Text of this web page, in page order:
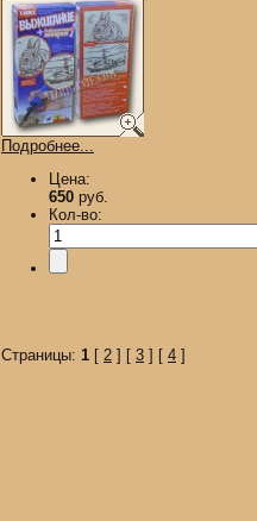
Подробнее...
Цена:
650 руб.
Кол-во:
Страницы: 1 [ 2 ] [ 3 ] [ 4 ]